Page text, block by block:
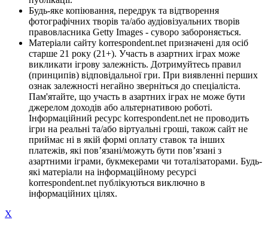
Будь-яке копіювання, передрук та відтворення
фотографічних творів та/або аудіовізуальних творів
правовласника Getty Images - суворо забороняється.
Матеріали сайту korrespondent.net призначені для осіб
старше 21 року (21+). Участь в азартних іграх може
викликати ігрову залежність. Дотримуйтесь правил
(принципів) відповідальної гри. При виявленні перших
ознак залежності негайно зверніться до спеціаліста.
Пам'ятайте, що участь в азартних іграх не може бути
джерелом доходів або альтернативою роботі.
Інформаційний ресурс korrespondent.net не проводить
ігри на реальні та/або віртуальні гроші, також сайт не
приймає ні в якій формі оплату ставок та інших
платежів, які пов’язані/можуть бути пов’язані з
азартними іграми, букмекерами чи тоталізаторами. Будь-
які матеріали на інформаційному ресурсі
korrespondent.net публікуються виключно в
інформаційних цілях.
X